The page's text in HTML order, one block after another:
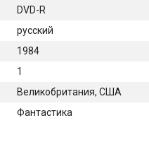
DVD-R
русский
1984
1
Великобритания, США
Фантастика